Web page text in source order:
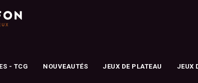
- TCG NOUVEAUTÉS JEUX DE PLATEAU JEUX